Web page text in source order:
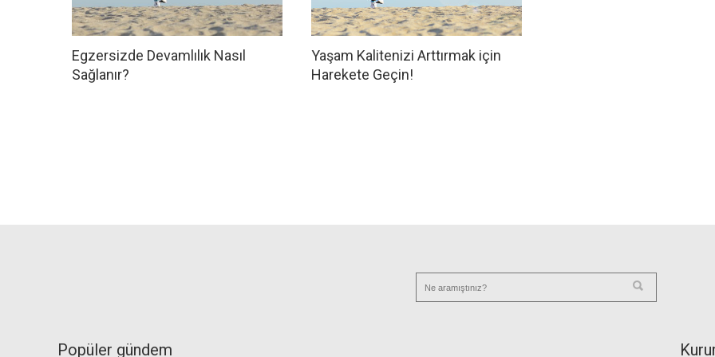
Egzersizde Devamlılık Nasıl
Sağlanır?
Yaşam Kalitenizi Arttırmak için
Harekete Geçin!
Popüler gündem